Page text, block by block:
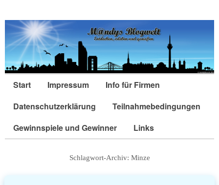
Start Impressum
Info für Firmen
Datenschutzerklärung
Teilnahmebedingungen
Gewinnspiele und Gewinner
Links
Schlagwort-Archiv: Minze